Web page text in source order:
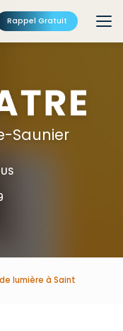
Rappel Gratuit
Saunier
lumière à Saint